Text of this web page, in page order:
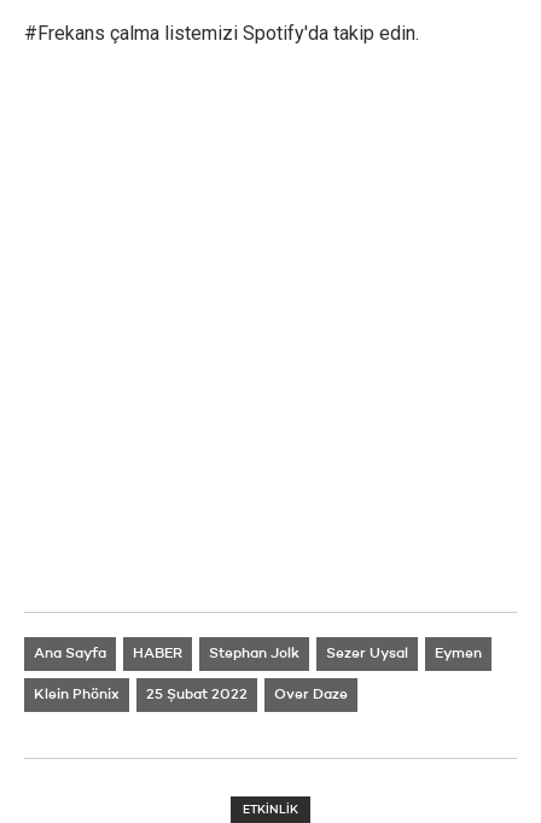
#Frekans çalma listemizi Spotify'da takip edin.
Ana Sayfa HABER Stephan Jolk Sezer Uysal Eymen
Klein Phönix 25 Şubat 2022 Over Daze
ETKİNLİK